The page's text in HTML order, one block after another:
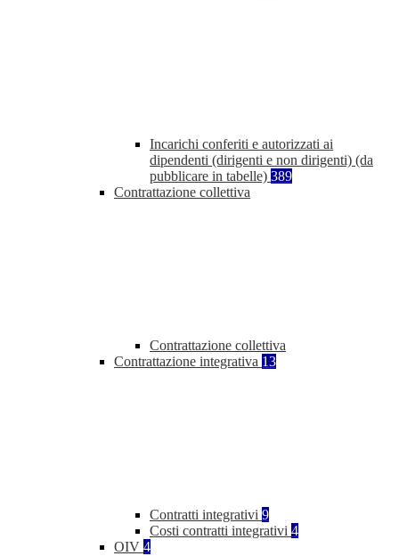
Incarichi conferiti e autorizzati ai
dipendenti (dirigenti e non dirigenti) (da
pubblicare in tabelle) 389
Contrattazione collettiva
Contrattazione collettiva
Contrattazione integrativa 13
Contratti integrativi 9
Costi contratti integrativi 4
OIV 4